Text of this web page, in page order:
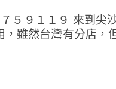
５９１１９ 來到尖
雖然台灣有分店，